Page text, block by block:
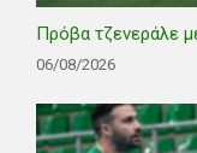
Πρόβα τζενεράλε
06/08/2026